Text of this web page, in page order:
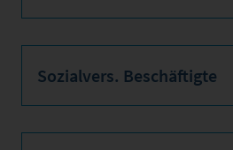
Sozialvers. Beschäftigte